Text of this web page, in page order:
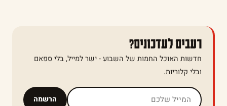
רעבים לעדכונים?
חדשות האוכל החמות של השבוע - ישר למייל, בלי ספאם
ובלי קלוריות.
הרשמה אל תמלאו שדה זה